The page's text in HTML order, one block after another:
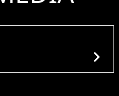
chevron_right